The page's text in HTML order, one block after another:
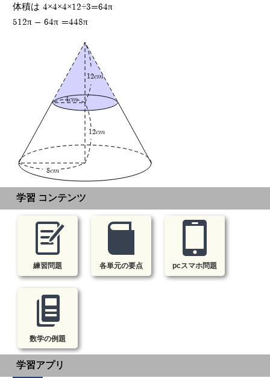
体積は 4×4×4×12÷3=64π
512π - 64π =448π
12cm
12cm
8cm
4cm
学習 コンテンツ
練習問題 各単元の要点 pcスマホ問題
数学の例題
学習アプリ